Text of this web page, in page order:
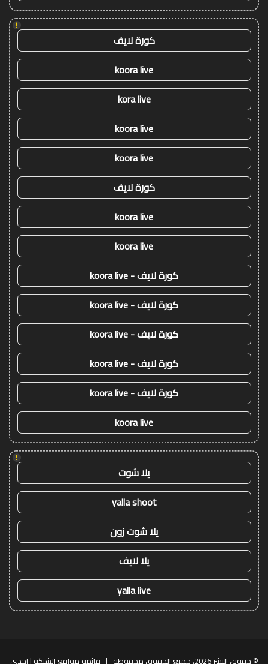
!
كورة لايف
koora live
kora live
koora live
koora live
كورة لايف
koora live
koora live
كورة لايف - koora live
كورة لايف - koora live
كورة لايف - koora live
كورة لايف - koora live
كورة لايف - koora live
koora live
!
يلا شوت
yalla shoot
يلا شوت زون
يلا لايف
yalla live
© حقوق النشر 2026، جميع الحقوق محفوظة | قائمة مواقع الشبكة | إحدى